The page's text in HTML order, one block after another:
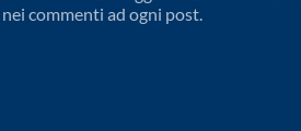
commenti ad ogni post.